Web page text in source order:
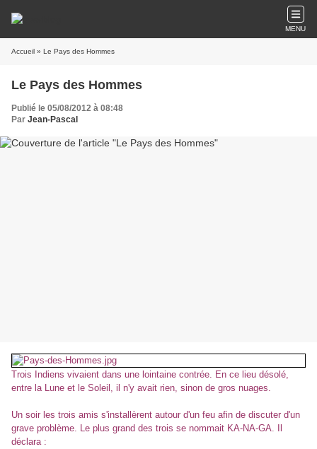
MENU
Accueil » Le Pays des Hommes
Le Pays des Hommes
Publié le 05/08/2012 à 08:48
Par Jean-Pascal
Trois Indiens vivaient dans une lointaine contrée. En ce lieu désolé,
entre la Lune et le Soleil, il n'y avait rien, sinon de gros nuages.
Un soir les trois amis s'installèrent autour d'un feu afin de discuter d'un
grave problème. Le plus grand des trois se nommait KA-NA-GA. Il
déclara :